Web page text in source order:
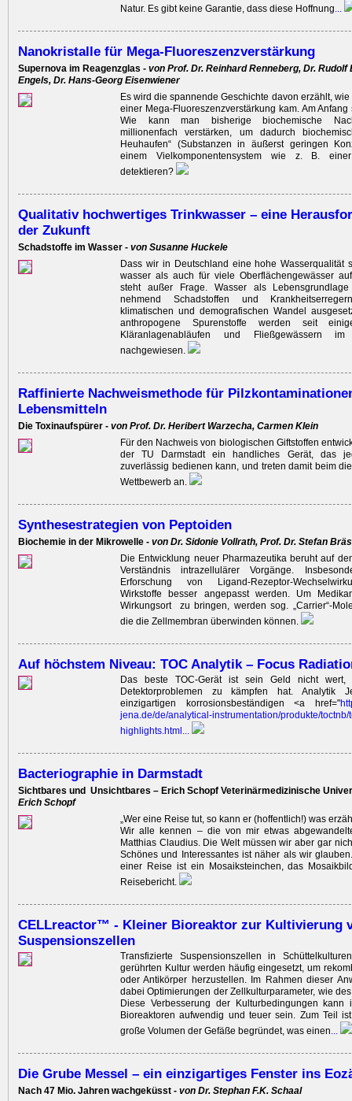
Natur. Es gibt keine Garantie, dass diese ­Hoffnung...
Nanokristalle für Mega-Fluoreszenzverstärkung
Supernova im ­Reagenzglas - von Prof. Dr. Reinhard Renneberg, Dr. Rudolf
Engels, Dr. Hans-Georg Eisenwiener
Es wird die spannende Geschichte davon erzählt,
­einer Mega-Fluoreszenzverstärkung kam. Am
Wie kann man bisherige biochemische
millionenfach verstärken, um dadurch
Heuhaufen“ ­(Substanzen in äußerst geringen
einem Vielkom­ponentensystem wie z. B.
detektieren?
Qualitativ hochwertiges Trinkwasser – eine
der Zukunft
Schadstoffe im Wasser - von Susanne Huckele
Dass wir in Deutschland eine hohe Wasserqualität
wasser als auch für viele Oberflächengewässer
steht außer Frage. Wasser als
nehmend Schadstoffen und
klimatischen und ­demografischen Wandel
anthropogene ­Spurenstoffe ­werden seit
Kläranlagenabläufen und Fließ­gewässern im
nachgewiesen.
Raffinierte Nachweismethode für
Lebensmitteln
Die Toxinaufspürer - von Prof. Dr. Heribert Warzecha, Carmen Klein
Für den Nachweis von biologischen Giftstoffen
der TU Darmstadt ein handliches Gerät, das
zuverlässig bedienen kann, und treten damit beim
Wettbewerb an.
Synthesestrategien von Peptoiden
Biochemie in der Mikrowelle - von Dr. Sidonie Vollrath, Prof. Dr. Stefan
Die Entwicklung neuer Pharmazeutika beruht auf
Verständnis intrazellulärer Vorgänge.
Erforschung von Ligand-Rezeptor-
Wirkstoffe ­besser angepasst werden. Um
Wirkungsort ­ zu bringen, werden sog. „Carrier“-
die die Zellmembran überwinden können.
Auf höchstem Niveau: TOC Analytik – Focus
Das beste TOC-Gerät ist sein Geld nicht
Detektorproblemen zu kämpfen hat. Analytik
einzigartigen korrosionsbeständigen <a href="
jena.de/de/analytical -instrumentation/produkte/toctnb/
highl ights.html ...
Bacteriographie in Darmstadt
Sichtbares und ­ Unsichtbares – Erich Schopf Veterinärmedizinische
Erich Schopf
„Wer eine Reise tut, so kann er (hoffentlich!) was
Wir alle kennen – die von mir etwas
Matthias Claudius. Die Welt ­müssen wir aber gar
Schönes und Interessantes ist näher als wir
einer Reise ist ein Mosaiksteinchen, das
Reisebericht.
CELLreactor™ - Kleiner Bioreaktor zur Kultivierung
Suspensionszellen
Transfizierte Suspensionszellen in
gerührten Kultur werden häufig eingesetzt, um
oder Antikörper herzustellen. Im Rahmen dieser
dabei Optimierungen der Zellkulturparameter, wie
Diese Verbesserung der Kulturbedingungen
Bioreaktoren aufwendig und teuer sein. Zum Teil
große Volumen der Gefäße begründet, was einen...
Die Grube Messel – ein einzigartiges Fenster ins
Nach 47 Mio. Jahren wachgeküsst - von Dr. Stephan F.K. Schaal